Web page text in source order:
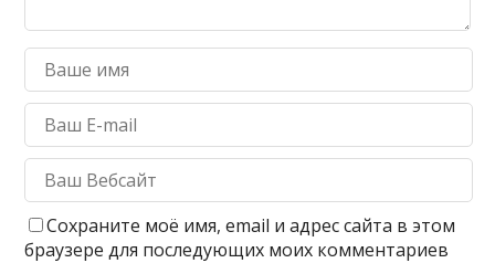
Сохраните моё имя, email и адрес сайта в этом
браузере для последующих моих комментариев